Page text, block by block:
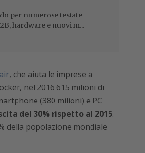
per numerose testate
hardware e nuovi m...
, che aiuta le imprese a
nel 2016 615 milioni di
(380 milioni) e PC
del 30% rispetto al 2015.
della popolazione mondiale